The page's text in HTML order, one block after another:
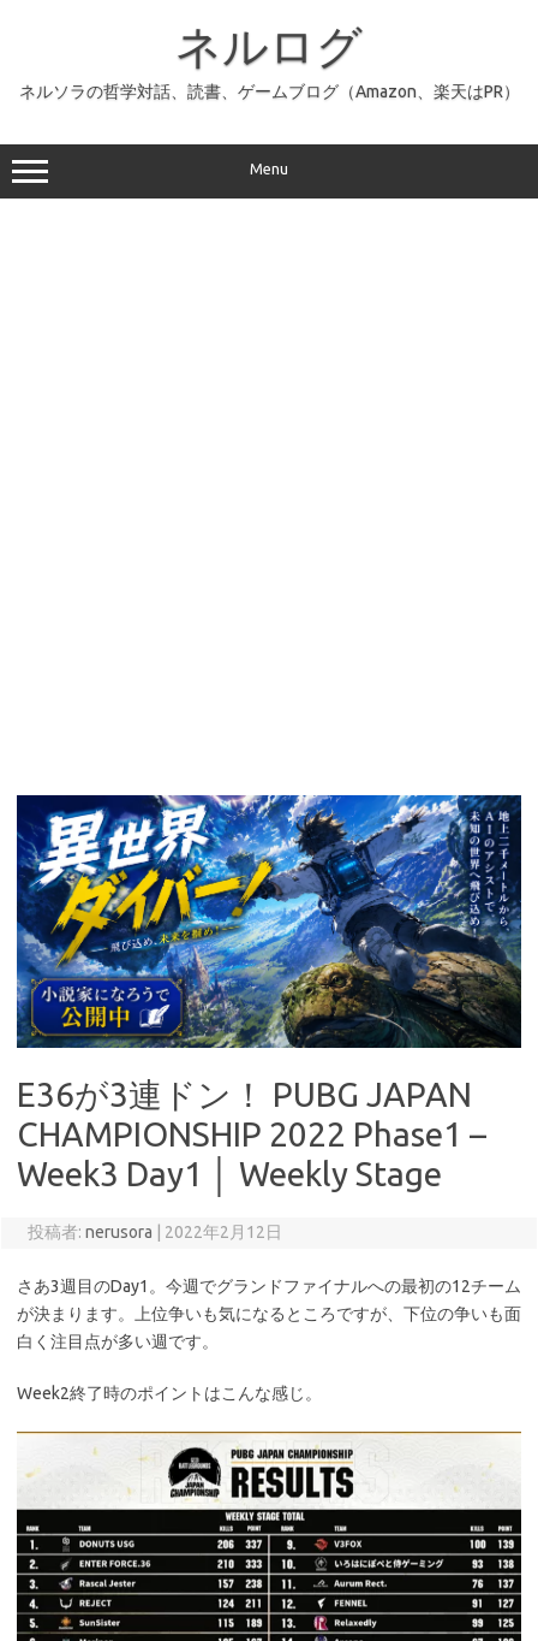
ッ
プ
ネルログ
ネルソラの哲学対話、読書、ゲームブログ（Amazon、楽天はPR）
Menu
E36が3連ドン！ PUBG JAPAN
CHAMPIONSHIP 2022 Phase1 –
Week3 Day1 │ Weekly Stage
投稿者: nerusora 2022年2月12日
さあ3週目のDay1。今週でグランドファイナルへの最初の12チーム
が決まります。上位争いも気になるところですが、下位の争いも面
白く注目点が多い週です。
Week2終了時のポイントはこんな感じ。